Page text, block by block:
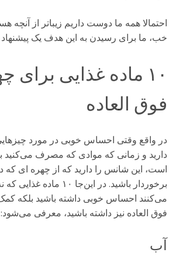
احتمالا همه ما دوست داریم زیباتر از آنچه
خب، ما برای رسیدن به این هدف یک پیشنهاد
۱۰ ماده غذایی برای
فوق العاده
در واقع وقتی احساس خوبی در مورد
دارید و زمانی که موادی که مصرف می‌کنید
است، این شانس را دارید که از چهره ‌ای که
برخوردار باشید. در این‌جا
می‌کنند احساس خوبی داشته باشید بلکه
فوق ‌العاده نیز داشته باشید، معرفی می‌شود:
آب